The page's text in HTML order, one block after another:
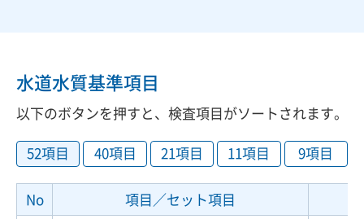
水道水質基準項目
以下のボタンを押すと、検査項目がソートされます。
52項目
40項目 21項目 11項目 9項目
No 項目／セット項目